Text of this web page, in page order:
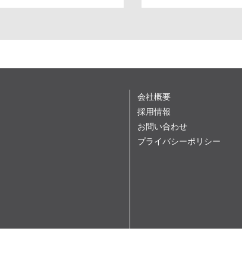
会社概要
採用情報
お問い合わせ
プライバシーポリシー